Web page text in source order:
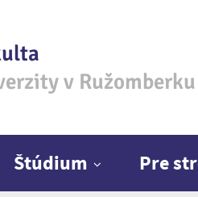
v Ružomberku
Štúdium Pre